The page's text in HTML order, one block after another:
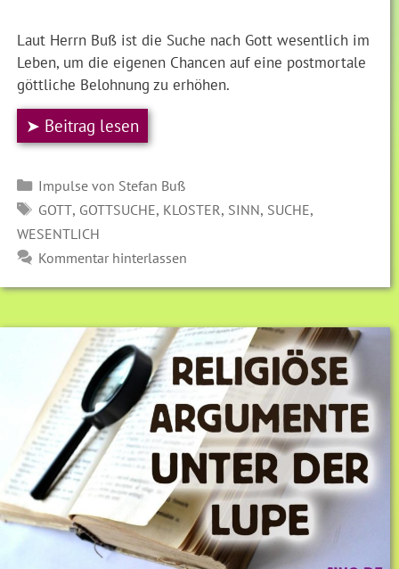
Laut Herrn Buß ist die Suche nach Gott wesentlich im
Leben, um die eigenen Chancen auf eine postmortale
göttliche Belohnung zu erhöhen.
➤ Beitrag lesen
Kategorien
Impulse von Stefan Buß
SCHLAGWÖRTER
GOTT, GOTTSUCHE, KLOSTER, SINN, SUCHE,
WESENTLICH
Kommentar hinterlassen